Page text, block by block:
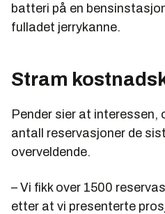
batteri på en
fulladet jerrykanne.
Stram
Pender sier at interessen,
antall reservasjoner de
overveldende.
– Vi fikk over 1500
etter at vi presenterte